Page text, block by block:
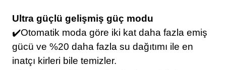
Ultra güçlü gelişmiş güç modu
✔️Otomatik moda göre iki kat daha fazla emiş
gücü ve %20 daha fazla su dağıtımı ile en
inatçı kirleri bile temizler.